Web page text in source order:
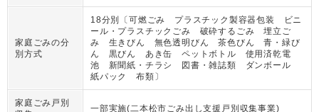
家庭ごみの分
別方式
18分別〔可燃ごみ プラスチック製容器包装 ビニ
ール・プラスチックごみ 破砕するごみ 埋立ご
み 生きびん 無色透明びん 茶色びん 青・緑び
ん 黒びん あき缶 ペットボトル 使用済乾電
池 新聞紙・チラシ 図書・雑誌類 ダンボール
紙パック 布類〕
家庭ごみ戸別
一部実施(二本松市ごみ出し支援戸別収集事業)